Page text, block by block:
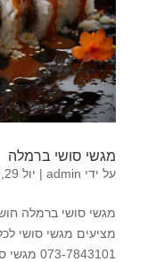
מגשי סושי ברמלה
על ידי admin
| יול 29, 2023
מגשי סושי ברמלה
מציעים מגשי סושי
073-